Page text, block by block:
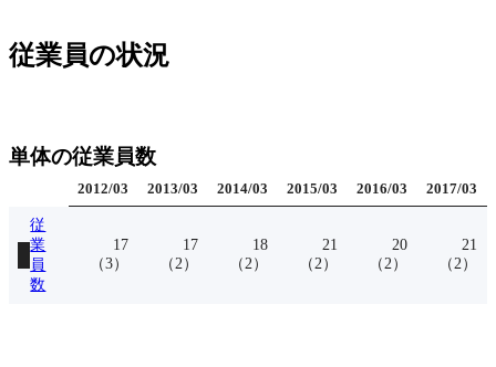
従業員の状況
単体の従業員数
2012/03 2013/03 2014/03 2015/03 2016/03 2017/03
従
業
員
数
17
（3）
17
（ 2 ）
18
（ 2 ）
21
（ 2 ）
20
（ 2 ）
21
（ 2 ）